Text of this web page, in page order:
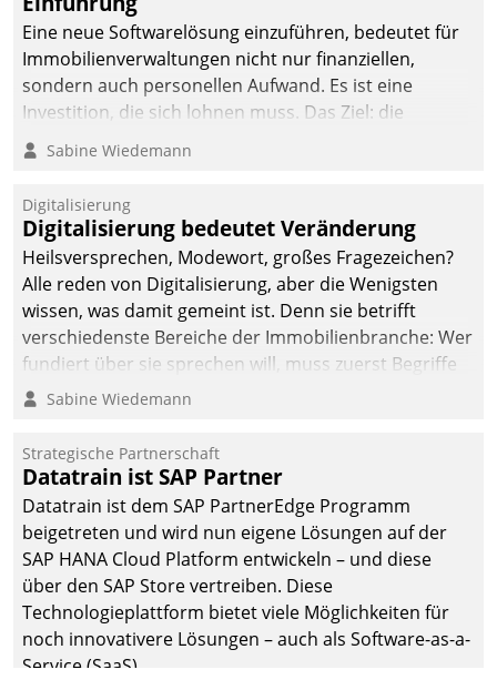
Eine neue Softwarelösung einzuführen, bedeutet für
Immobilienverwaltungen nicht nur finanziellen,
sondern auch personellen Aufwand. Es ist eine
Investition, die sich lohnen muss. Das Ziel: die
nachhaltige Optimierung der Geschäftsabläufe. Damit
dieses Ziel erreicht wird, sollten einige Grundregeln
Sabine Wiedemann
Digitalisierung
Digitalisierung bedeutet Veränderung
Heilsversprechen, Modewort, großes Fragezeichen?
Alle reden von Digitalisierung, aber die Wenigsten
wissen, was damit gemeint ist. Denn sie betrifft
verschiedenste Bereiche der Immobilienbranche: Wer
fundiert über sie sprechen will, muss zuerst Begriffe
klären. Ein Aspekt ist die betriebliche Optimierung:
Einsparungen durch optimierte und automatisierte
Prozesse. Doch man darf nicht zu viel erwarten: Allein
mit der Einführung einer neuen Software ist es nicht
getan. Die Digitalisierung erfordert von Unternehmen
die Bereitschaft, sich zu überprüfen, zu hinterfragen
und zu verändern.
Sabine Wiedemann
Strategische Partnerschaft
Datatrain ist SAP Partner
Datatrain ist dem SAP PartnerEdge Programm
beigetreten und wird nun eigene Lösungen auf der
SAP HANA Cloud Platform entwickeln – und diese
über den SAP Store vertreiben. Diese
Technologieplattform bietet viele Möglichkeiten für
noch innovativere Lösungen – auch als Software-as-a-
Service (SaaS).